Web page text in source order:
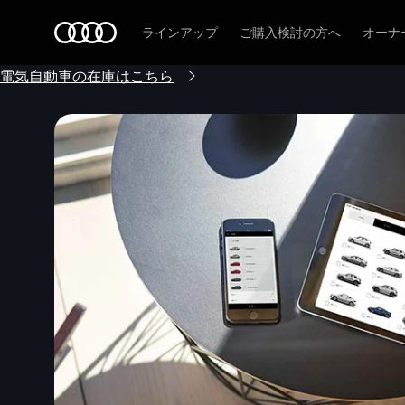
ラインアップ ご購入検討の方へ オーナ
電気自動車の在庫はこちら